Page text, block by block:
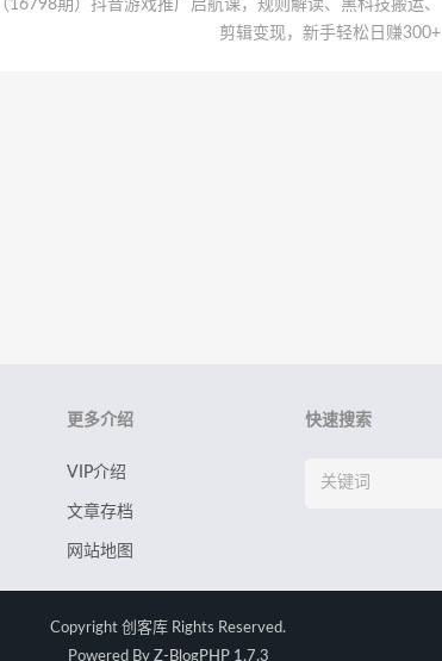
（16798期）抖音游戏推广启航课，规则解读、黑科技搬运、
剪辑变现，新手轻松日赚300+
更多介绍
VIP介绍
文章存档
网站地图
快速搜索
Copyright 创客库 Rights Reserved.
Powered By Z-BlogPHP 1.7.3